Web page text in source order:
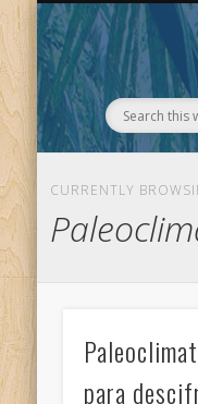
CURRENTLY
para